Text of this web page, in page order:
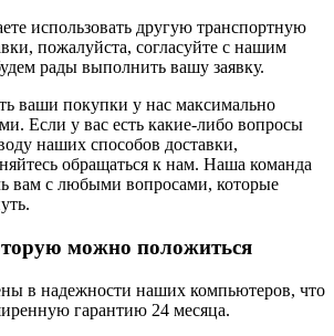
использовать другую транспортную
пожалуйста, согласуйте с нашим
рады выполнить вашу заявку.
ваши покупки у нас максимально
Если у вас есть какие-либо вопросы
наших способов доставки,
обращаться к нам. Наша команда
вам с любыми вопросами, которые
можно положиться
в надежности наших компьютеров, что
гарантию 24 месяца.